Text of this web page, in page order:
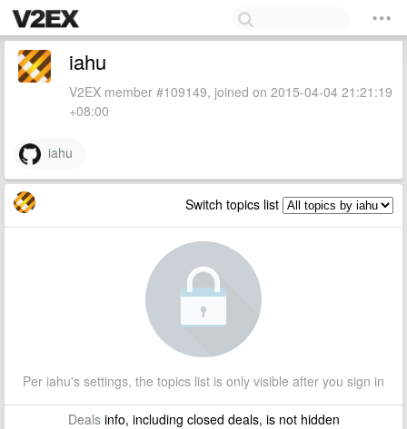
iahu
V2EX member #109149, joined on 2015-04-04 21:21:19
+08:00
iahu
Switch topics list
Per iahu's settings, the topics list is only visible after you sign in
Dealsinfo, including closed deals, is not hidden